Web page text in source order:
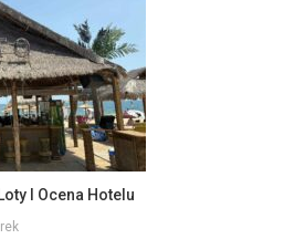
I Ocena Hotelu